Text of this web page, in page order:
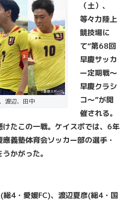
渡辺、田中
（土）、
等々力陸上
競技場に
て“第68回
早慶サッカ
ー定期戦～
早慶クラシ
コ～”が開
催される。
けたこの一戦。ケイスポでは、6年
義塾体育会ソッカー部の選手・
かがった。
4・愛媛FC)、渡辺夏彦(総4・国